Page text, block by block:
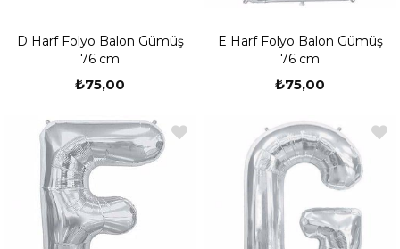
D Harf Folyo Balon Gümüş
76 cm
₺75,00
E Harf Folyo Balon Gümüş
76 cm
₺75,00